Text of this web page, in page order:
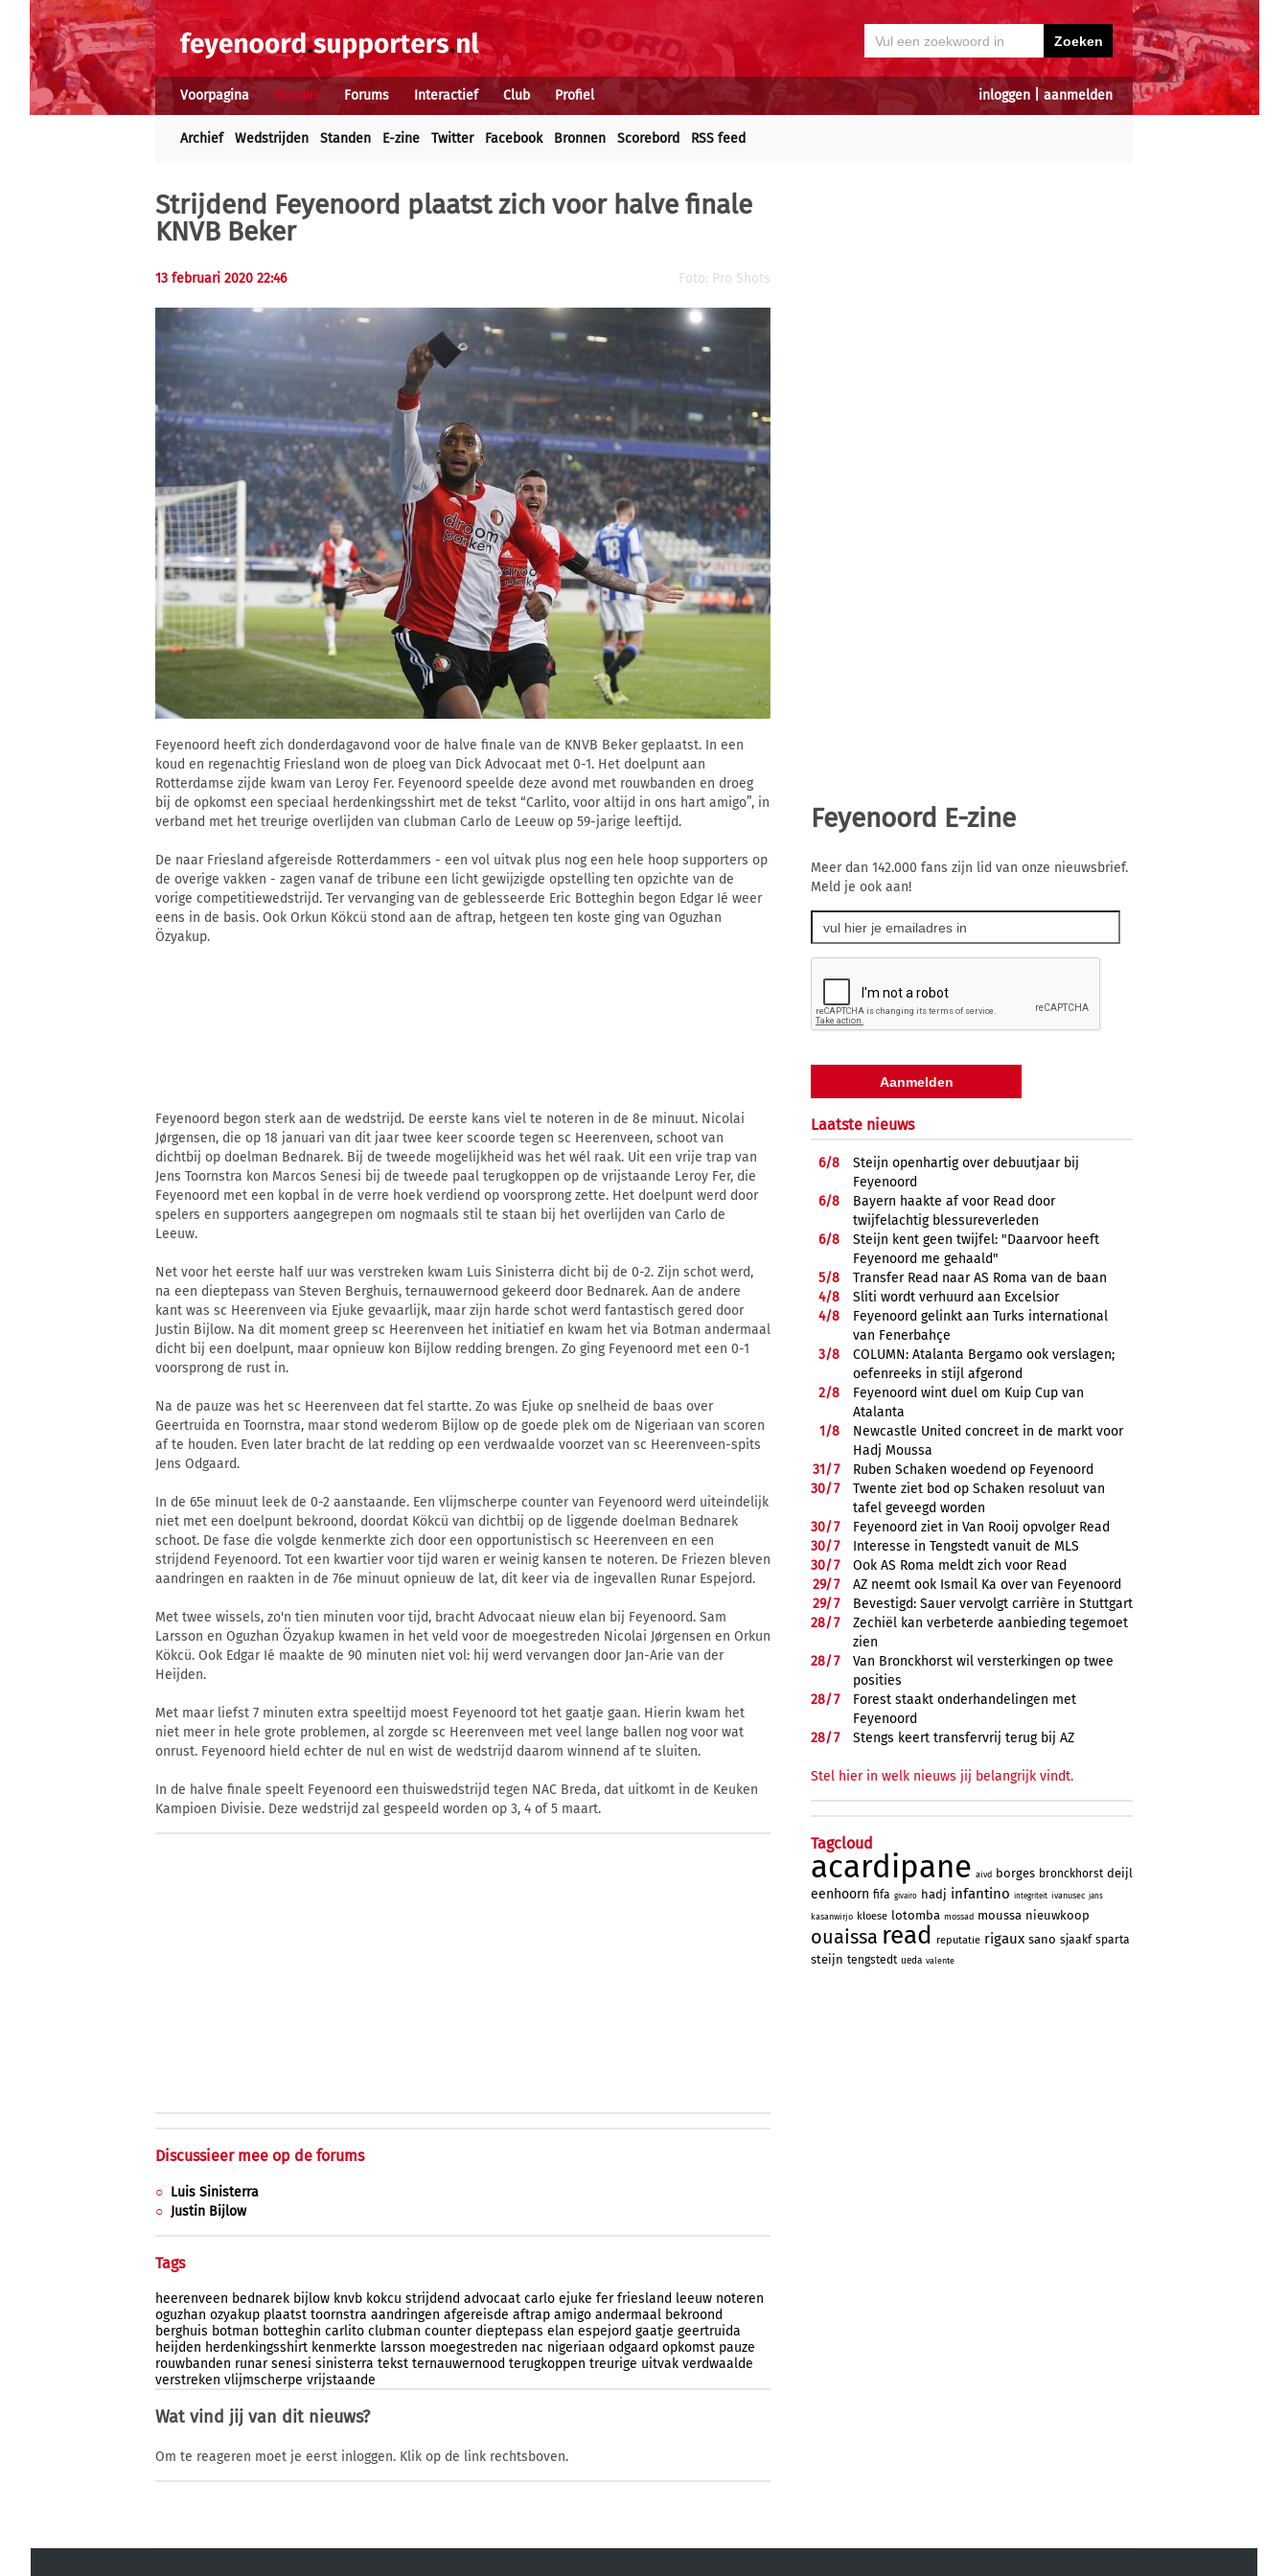
inloggen aanmelden
Voorpagina Nieuws Forums Interactief Club Profiel
Archief Wedstrijden Standen E-zine Twitter Facebook Bronnen Scorebord RSS feed
Strijdend Feyenoord plaatst zich voor halve finale
KNVB Beker
13 februari 2020 22:46 Foto: Pro Shots
Feyenoord heeft zich donderdagavond voor de halve finale van de KNVB Beker geplaatst. In een
koud en regenachtig Friesland won de ploeg van Dick Advocaat met 0-1. Het doelpunt aan
Rotterdamse zijde kwam van Leroy Fer. Feyenoord speelde deze avond met rouwbanden en droeg
bij de opkomst een speciaal herdenkingsshirt met de tekst “Carlito, voor altijd in ons hart amigo”, in
verband met het treurige overlijden van clubman Carlo de Leeuw op 59-jarige leeftijd.
De naar Friesland afgereisde Rotterdammers - een vol uitvak plus nog een hele hoop supporters op
de overige vakken - zagen vanaf de tribune een licht gewijzigde opstelling ten opzichte van de
vorige competitiewedstrijd. Ter vervanging van de geblesseerde Eric Botteghin begon Edgar Ié weer
eens in de basis. Ook Orkun Kökcü stond aan de aftrap, hetgeen ten koste ging van Oguzhan
Özyakup.
Feyenoord begon sterk aan de wedstrijd. De eerste kans viel te noteren in de 8e minuut. Nicolai
Jørgensen, die op 18 januari van dit jaar twee keer scoorde tegen sc Heerenveen, schoot van
dichtbij op doelman Bednarek. Bij de tweede mogelijkheid was het wél raak. Uit een vrije trap van
Jens Toornstra kon Marcos Senesi bij de tweede paal terugkoppen op de vrijstaande Leroy Fer, die
Feyenoord met een kopbal in de verre hoek verdiend op voorsprong zette. Het doelpunt werd door
spelers en supporters aangegrepen om nogmaals stil te staan bij het overlijden van Carlo de
Leeuw.
Net voor het eerste half uur was verstreken kwam Luis Sinisterra dicht bij de 0-2. Zijn schot werd,
na een dieptepass van Steven Berghuis, ternauwernood gekeerd door Bednarek. Aan de andere
kant was sc Heerenveen via Ejuke gevaarlijk, maar zijn harde schot werd fantastisch gered door
Justin Bijlow. Na dit moment greep sc Heerenveen het initiatief en kwam het via Botman andermaal
dicht bij een doelpunt, maar opnieuw kon Bijlow redding brengen. Zo ging Feyenoord met een 0-1
voorsprong de rust in.
Na de pauze was het sc Heerenveen dat fel startte. Zo was Ejuke op snelheid de baas over
Geertruida en Toornstra, maar stond wederom Bijlow op de goede plek om de Nigeriaan van scoren
af te houden. Even later bracht de lat redding op een verdwaalde voorzet van sc Heerenveen-spits
Jens Odgaard.
In de 65e minuut leek de 0-2 aanstaande. Een vlijmscherpe counter van Feyenoord werd uiteindelijk
niet met een doelpunt bekroond, doordat Kökcü van dichtbij op de liggende doelman Bednarek
schoot. De fase die volgde kenmerkte zich door een opportunistisch sc Heerenveen en een
strijdend Feyenoord. Tot een kwartier voor tijd waren er weinig kansen te noteren. De Friezen bleven
aandringen en raakten in de 76e minuut opnieuw de lat, dit keer via de ingevallen Runar Espejord.
Met twee wissels, zo'n tien minuten voor tijd, bracht Advocaat nieuw elan bij Feyenoord. Sam
Larsson en Oguzhan Özyakup kwamen in het veld voor de moegestreden Nicolai Jørgensen en Orkun
Kökcü. Ook Edgar Ié maakte de 90 minuten niet vol: hij werd vervangen door Jan-Arie van der
Heijden.
Met maar liefst 7 minuten extra speeltijd moest Feyenoord tot het gaatje gaan. Hierin kwam het
niet meer in hele grote problemen, al zorgde sc Heerenveen met veel lange ballen nog voor wat
onrust. Feyenoord hield echter de nul en wist de wedstrijd daarom winnend af te sluiten.
In de halve finale speelt Feyenoord een thuiswedstrijd tegen NAC Breda, dat uitkomt in de Keuken
Kampioen Divisie. Deze wedstrijd zal gespeeld worden op 3, 4 of 5 maart.
Discussieer mee op de forums
Luis Sinisterra
Justin Bijlow
Tags
heerenveen bednarek bijlow knvb kokcu strijdend advocaat carlo ejuke fer friesland leeuw noteren
oguzhan ozyakup plaatst toornstra aandringen afgereisde aftrap amigo andermaal bekroond
berghuis botman botteghin carlito clubman counter dieptepass elan espejord gaatje geertruida
heijden herdenkingsshirt kenmerkte larsson moegestreden nac nigeriaan odgaard opkomst pauze
rouwbanden runar senesi sinisterra tekst ternauwernood terugkoppen treurige uitvak verdwaalde
verstreken vlijmscherpe vrijstaande
Wat vind jij van dit nieuws?
Om te reageren moet je eerst inloggen. Klik op de link rechtsboven.
Feyenoord E-zine
Meer dan 142.000 fans zijn lid van onze nieuwsbrief.
Meld je ook aan!
Laatste nieuws
6/8
Steijn openhartig over debuutjaar bij
Feyenoord
6/8
Bayern haakte af voor Read door
twijfelachtig blessureverleden
6/8
Steijn kent geen twijfel: "Daarvoor heeft
Feyenoord me gehaald"
5/8
Transfer Read naar AS Roma van de baan
4/8
Sliti wordt verhuurd aan Excelsior
4/8
Feyenoord gelinkt aan Turks international
van Fenerbahçe
3/8
COLUMN: Atalanta Bergamo ook verslagen;
oefenreeks in stijl afgerond
2/8
Feyenoord wint duel om Kuip Cup van
Atalanta
1/8
Newcastle United concreet in de markt voor
Hadj Moussa
31/7
Ruben Schaken woedend op Feyenoord
30/7
Twente ziet bod op Schaken resoluut van
tafel geveegd worden
30/7
Feyenoord ziet in Van Rooij opvolger Read
30/7
Interesse in Tengstedt vanuit de MLS
30/7
Ook AS Roma meldt zich voor Read
29/7
AZ neemt ook Ismail Ka over van Feyenoord
29/7
Bevestigd: Sauer vervolgt carrière in Stuttgart
28/7
Zechiël kan verbeterde aanbieding tegemoet
zien
28/7
Van Bronckhorst wil versterkingen op twee
posities
28/7
Forest staakt onderhandelingen met
Feyenoord
28/7 Stengs keert transfervrij terug bij AZ
Stel hier in welk nieuws jij belangrijk vindt.
Tagcloud
acardipane aivd borges bronckhorst deijl
eenhoorn fifa givairo hadj infantino integriteit ivanusec jans
kasanwirjo kloese lotomba mossad moussa nieuwkoop
ouaissa read reputatie rigaux sano sjaakf sparta
steijn tengstedt ueda valente